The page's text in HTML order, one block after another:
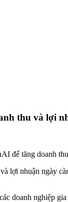
thu và lợi
để tăng doanh
lợi nhuận ngày
doanh nghiệp